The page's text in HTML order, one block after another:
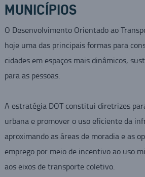
MUNICÍPIOS
O Desenvolvimento Orientado ao
hoje uma das principais formas para
cidades em espaços mais dinâmicos,
para as pessoas.
A estratégia DOT constitui diretrizes
urbana e promover o uso eficiente da
aproximando as áreas de moradia e as
emprego por meio de incentivo ao uso
aos eixos de transporte coletivo.